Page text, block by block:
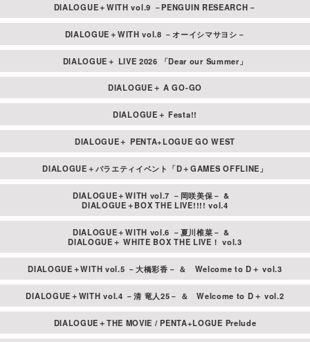
スタンド用札に「住所」「電話番号」が記載されたものは会場
に飾れません。
上記、指定時間外にお届けの場合は、お受取りいたしかねま
フラワースタンドの会場内(会場敷地内の場外も含む)での設置場
所についてはご指定いただけません。
設置できない場合がございますので、あらかじめご了承くださ
5.送付先
2026年8月2日(日)
〒150-0042 東京都渋谷区宇田川町1-1
LINE CUBE SHIBUYA 気付 DIALOGUE＋ライブ事務局
ホール内における物品およびホール自体の器物破損について
は、運営、会場側は責任を負いません。
お手荷物や大きな荷物は会場周辺のコインロッカーにあらかじ
めお預けする事をお勧めいたします。お荷物等の紛失・盗難等
について主催者は一切責任を負いません。
貴重品は自己管理をお願いいたします。万が一紛失されても責
任は負いません。
忘れ物や落し物などは、届け出がなければイベント終了後1週間
連絡ください。
車椅子でご来場の方、または介助犬などをお連れする場合は事
前に問い合わせ先までご相談ください。
非常時はスタッフの指示に従い、慌てず落ち着いて行動してく
ださい。
会場構造上や設営状況により、お席によっては、舞台/映像/出演
者が見え辛い場合がございます。予めご了承ください。
取材用撮影が入る場合、お客様が映り込む可能性がございま
す。あらかじめご了承ください。
天候やトラブル、アーティストの都合により、やむをえずイベ
ントが中止となる場合がございます。予めご了承ください。
開場・開演・終演時間は変更になる場合があります。
DIALOGUE＋WITH vol.9 －PENGUIN RESEARCH－
DIALOGUE＋WITH vol.8 －オーイシマサヨシ－
DIALOGUE＋ LIVE 2026 「Dear our Summer」
DIALOGUE＋ A GO-GO
DIALOGUE＋ Festa!!
DIALOGUE＋ PENTA+LOGUE GO WEST
DIALOGUE＋バラエティイベント「D＋GAMES OFFLINE」
DIALOGUE＋WITH vol.7 －岡咲美保－ &
DIALOGUE＋BOX THE LIVE!!!! vol.4
DIALOGUE＋WITH vol.6 －夏川椎菜－ &
DIALOGUE＋ WHITE BOX THE LIVE！ vol.3
DIALOGUE＋WITH vol.5 －大橋彩香－ ＆ Welcome to D＋ vol.3
DIALOGUE＋WITH vol.4 －清 竜人25－ ＆Welcome to D＋ vol.2
DIALOGUE＋THE MOVIE / PENTA+LOGUE Prelude